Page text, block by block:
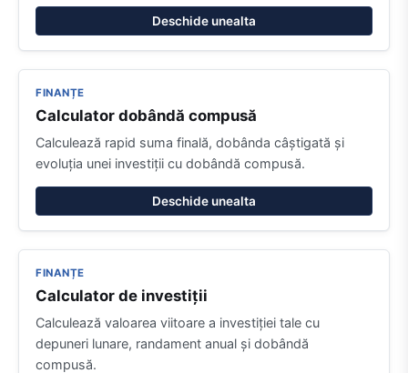
Deschide unealta
FINANȚE
Calculator dobândă compusă
Calculează rapid suma finală, dobânda câștigată și
evoluția unei investiții cu dobândă compusă.
Deschide unealta
FINANȚE
Calculator de investiții
Calculează valoarea viitoare a investiției tale cu
depuneri lunare, randament anual și dobândă
compusă.